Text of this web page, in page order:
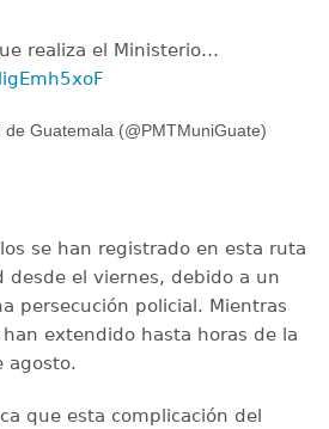
realiza el Ministerio…
Guatemala (@PMTMuniGuate)
se han registrado en esta ruta
desde el viernes, debido a un
persecución policial. Mientras
extendido hasta horas de la
agosto.
que esta complicación del